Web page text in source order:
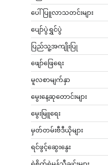
ပေါ်ပြူလာသတင်းများ
ပျော်ပွဲရွှင်ပွဲ
ပြည်သူ့အကျိုးပြု
ဖျော်ဖြေရေး
မူလစာမျက်နှာ
မွေးနေ့ဆုတောင်းများ
မွေးမြူရေး
မှတ်တမ်းဗီဒီယိုများ
ရင်ဖွင့်ဆွေးနွေး